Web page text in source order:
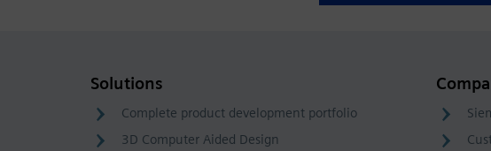
Solutions
Complete product development portfolio
3D Computer Aided Design